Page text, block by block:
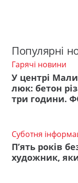
Популярні
Гарячі новини
У центрі
люк: бетон
три години.
Суботня
П’ять років
художник,